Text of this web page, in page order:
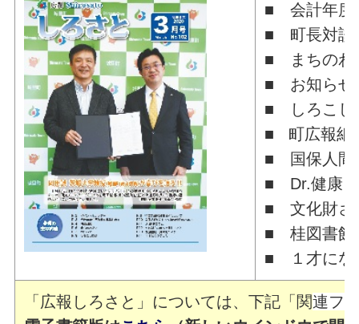
■ 会計年度
■ 町長対談
■ まちのわ
■ お知らせ
■ しろこし
■ 町広報紙
■ 国保人間(
■ Dr.健康
■ 文化財さ
■ 桂図書館
■ １才にな
「広報しろさと」については、下記「関連フ